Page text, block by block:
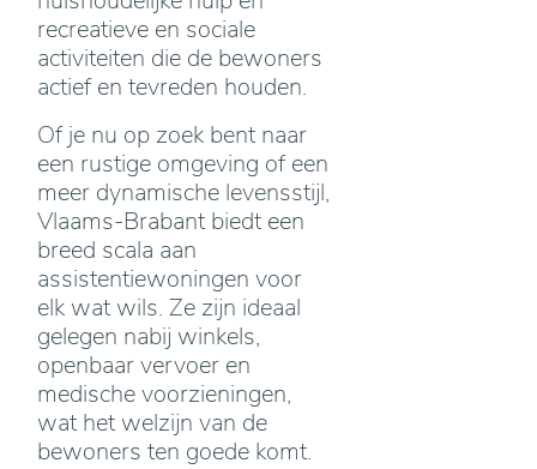
recreatieve en sociale
activiteiten die de bewoners
actief en tevreden houden.
Of je nu op zoek bent naar
een rustige omgeving of een
meer dynamische levensstijl,
Vlaams-Brabant biedt een
breed scala aan
assistentiewoningen voor
elk wat wils. Ze zijn ideaal
gelegen nabij winkels,
openbaar vervoer en
medische voorzieningen,
wat het welzijn van de
bewoners ten goede komt.